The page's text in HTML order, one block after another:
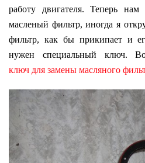
работу двигателя. Теперь
масленый фильтр, иногда я
фильтр, как бы прикипает и
нужен специальный ключ.
ключ для замены масляного